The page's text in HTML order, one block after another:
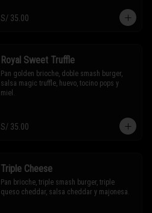
S/ 35.00
Royal Sweet Truffle
Pan golden brioche, doble smash burger,
salsa magic truffle, huevo, tocino pops y
miel.
S/ 35.00
Triple Cheese
Pan brioche, triple smash burger, triple
queso cheddar, salsa cheddar y majonesa.